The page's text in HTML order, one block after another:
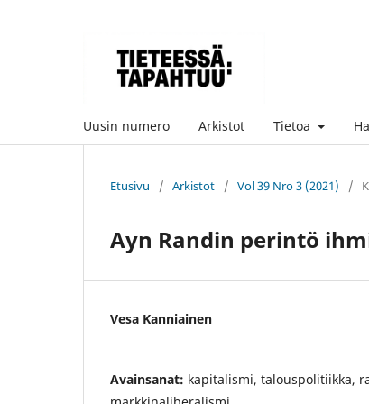
Uusin numero Arkistot Tietoa
Etusivu / Arkistot / Vol 39 Nro 3 (2021) /
Ayn Randin perintö
Vesa Kanniainen
Avainsanat: kapitalismi, talouspolitiikka,